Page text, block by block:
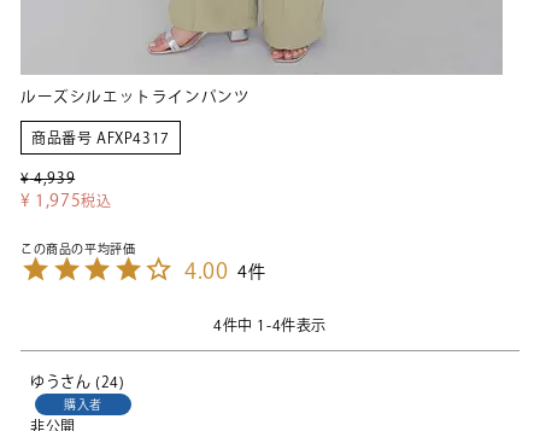
ルーズシルエットラインパンツ
商品番号 AFXP4317
¥ 4,939
¥ 1,975税込
4.00 4
4件中 1 -4件表示
ゆう 24
購入者
非公開